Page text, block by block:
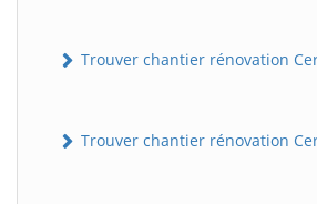
Trouver chantier rénovation
Trouver chantier rénovation